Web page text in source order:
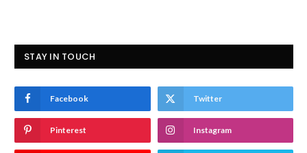
STAY IN TOUCH
Facebook Twitter
Pinterest Instagram